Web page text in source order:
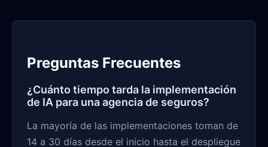
Preguntas Frecuentes
¿Cuánto tiempo tarda la implementación
de IA para una agencia de seguros?
La mayoría de las implementaciones toman de
14 a 30 días desde el inicio hasta el despliegue